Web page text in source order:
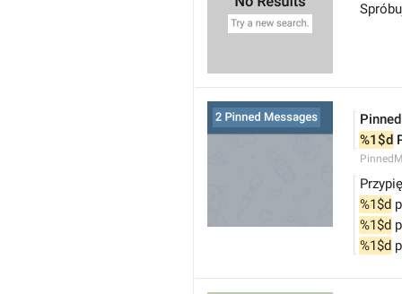
%1$d
%1$d
%1$d
%1$d